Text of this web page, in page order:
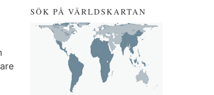
SÖK PÅ VÄRLDSKARTAN